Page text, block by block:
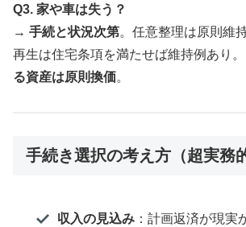
Q3. 家や車は失う？
→ 手続と状況次第。任意整理は原則維
再生は住宅条項を満たせば維持例あり
る資産は原則換価。
手続き選択の考え方（超実務
収入の見込み：計画返済が現実